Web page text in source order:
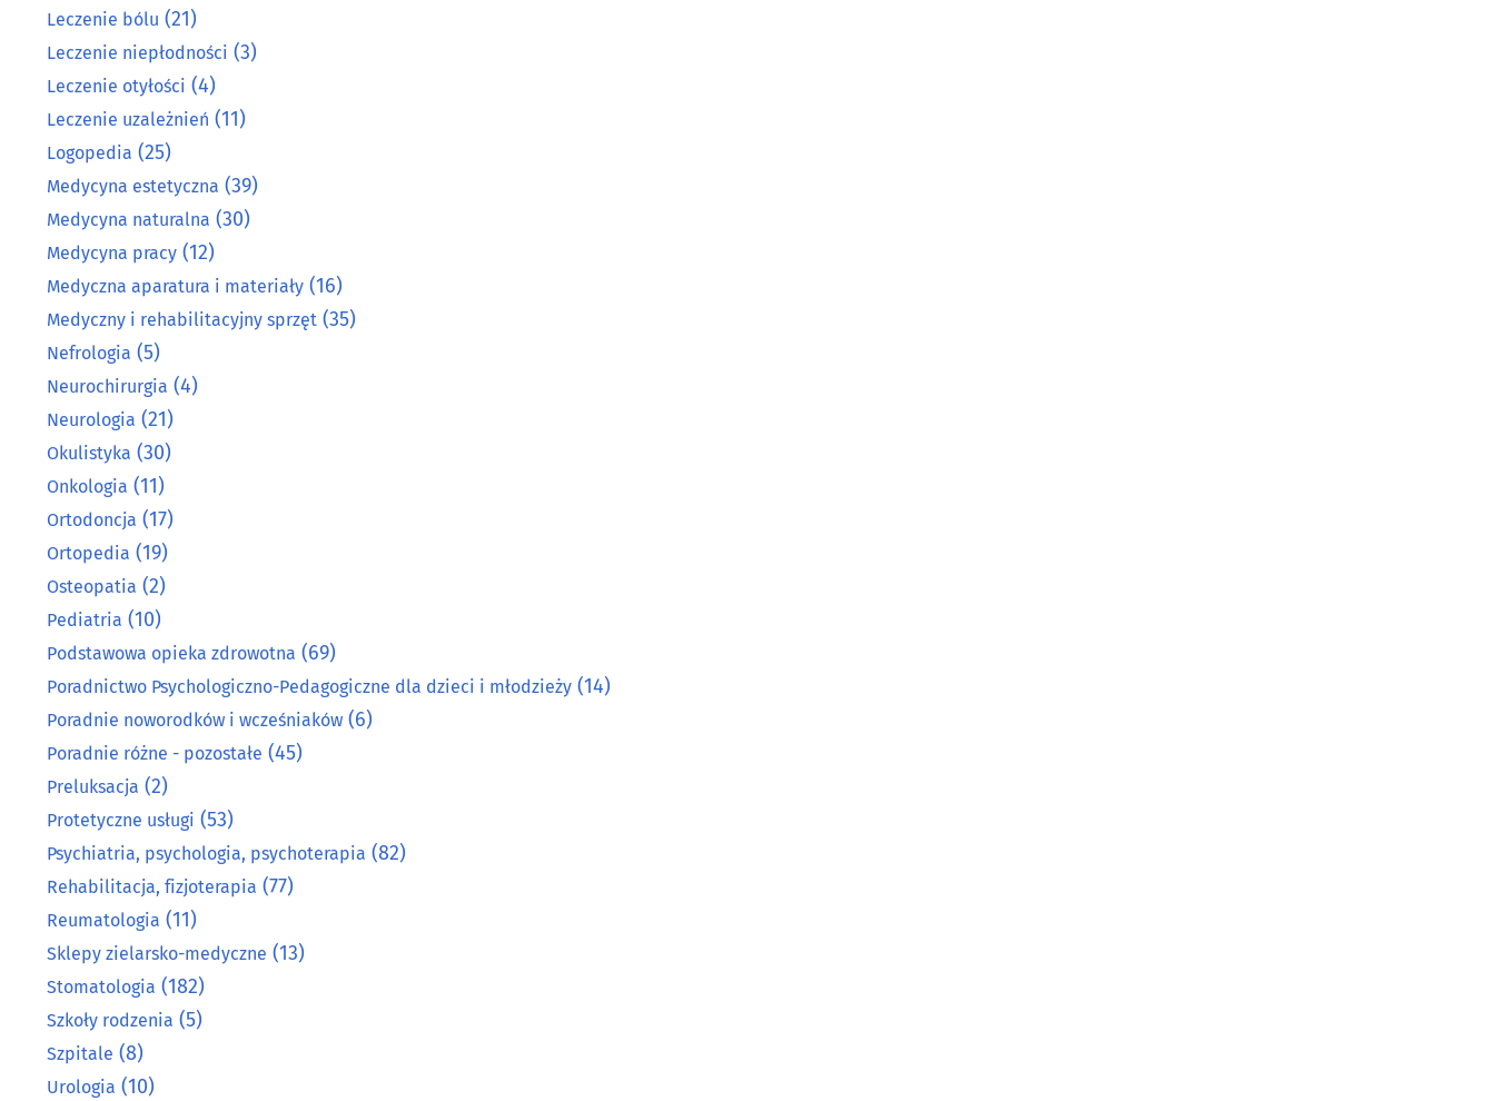
Leczenie bólu (21)
Leczenie niepłodności (3)
Leczenie otyłości (4)
Leczenie uzależnień (11)
Logopedia (25)
Medycyna estetyczna (39)
Medycyna naturalna (30)
Medycyna pracy (12)
Medyczna aparatura i materiały (16)
Medyczny i rehabilitacyjny sprzęt (35)
Nefrologia (5)
Neurochirurgia (4)
Neurologia (21)
Okulistyka (30)
Onkologia (11)
Ortodoncja (17)
Ortopedia (19)
Osteopatia (2)
Pediatria (10)
Podstawowa opieka zdrowotna (69)
Poradnictwo Psychologiczno-Pedagogiczne dla dzieci i młodzieży (14)
Poradnie noworodków i wcześniaków (6)
Poradnie różne - pozostałe (45)
Preluksacja (2)
Protetyczne usługi (53)
Psychiatria, psychologia, psychoterapia (82)
Rehabilitacja, fizjoterapia (77)
Reumatologia (11)
Sklepy zielarsko-medyczne (13)
Stomatologia (182)
Szkoły rodzenia (5)
Szpitale (8)
Urologia (10)